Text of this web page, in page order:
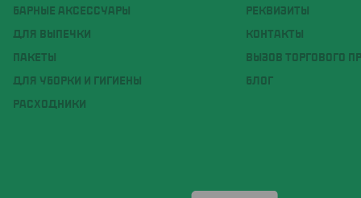
БАРНЫЕ АКСЕССУАРЫ
ДЛЯ ВЫПЕЧКИ
ПАКЕТЫ
ДЛЯ УБОРКИ И ГИГИЕНЫ
РАСХОДНИКИ
РЕКВИЗИТЫ
КОНТАКТЫ
ВЫЗОВ ТОРГОВОГО
БЛОГ